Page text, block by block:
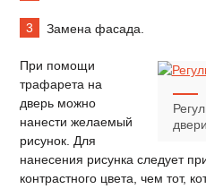
Замена фасада.
двери.
При помощи
трафарета на
дверь можно
нанести желаемый
рисунок. Для
нанесения рисунка следует
контрастного цвета, чем тот,